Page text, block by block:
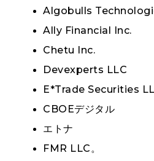
Algobulls
Ally Financial Inc.
Chetu Inc.
Devexperts LLC
E*Trade Securities
CBOEデジタル
エトナ
FMR LLC。